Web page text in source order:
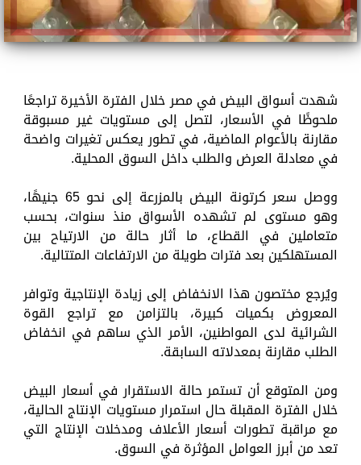
شهدت أسواق البيض في مصر خلال الفترة الأخيرة تراجعًا
ملحوظًا في الأسعار، لتصل إلى مستويات غير مسبوقة
مقارنة بالأعوام الماضية، في تطور يعكس تغيرات واضحة
في معادلة العرض والطلب داخل السوق المحلية.
ووصل سعر كرتونة البيض بالمزرعة إلى نحو 65 جنيهًا،
وهو مستوى لم تشهده الأسواق منذ سنوات، بحسب
متعاملين في القطاع، ما أثار حالة من الارتياح بين
المستهلكين بعد فترات طويلة من الارتفاعات المتتالية.
ويُرجع مختصون هذا الانخفاض إلى زيادة الإنتاجية وتوافر
المعروض بكميات كبيرة، بالتزامن مع تراجع القوة
الشرائية لدى المواطنين، الأمر الذي ساهم في انخفاض
الطلب مقارنة بمعدلاته السابقة.
ومن المتوقع أن تستمر حالة الاستقرار في أسعار البيض
خلال الفترة المقبلة حال استمرار مستويات الإنتاج الحالية،
مع مراقبة تطورات أسعار الأعلاف ومدخلات الإنتاج التي
تعد من أبرز العوامل المؤثرة في السوق.